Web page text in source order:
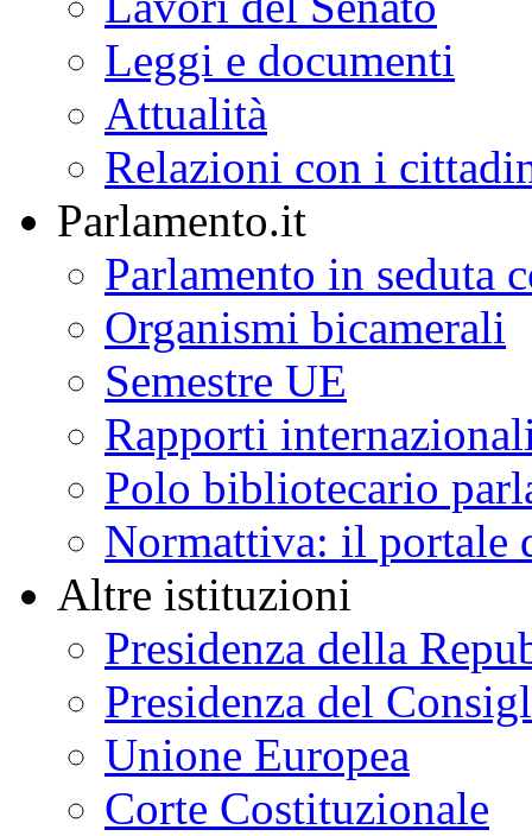
Leggi e documenti
Attualità
Relazioni con i
Parlamento.it
Parlamento in seduta
Organismi bicamerali
Semestre UE
Rapporti
Polo bibliotecario
Normattiva: il portale
Altre istituzioni
Presidenza della
Presidenza del
Unione Europea
Corte Costituzionale